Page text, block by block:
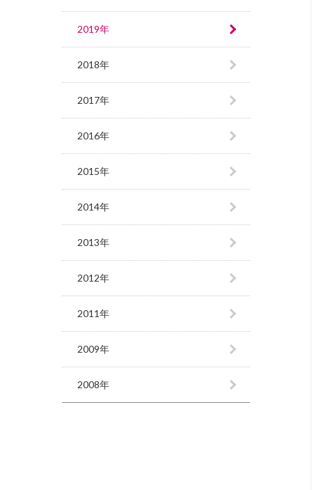
2019年
2018年
2017年
2016年
2015年
2014年
2013年
2012年
2011年
2009年
2008年